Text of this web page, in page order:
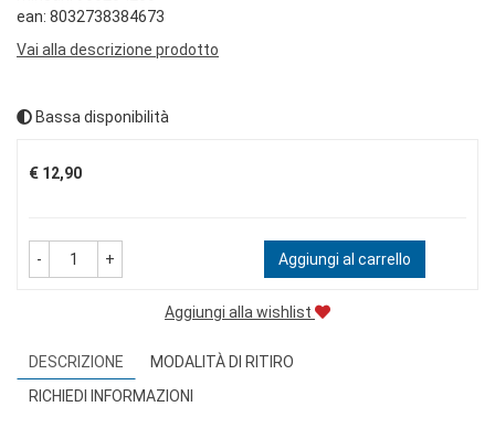
ean: 8032738384673
Vai alla descrizione prodotto
Bassa disponibilità
Prezzo
€ 12,90
- + Aggiungi al carrello
Aggiungi alla wishlist
DESCRIZIONE
MODALITÀ DI RITIRO
RICHIEDI INFORMAZIONI